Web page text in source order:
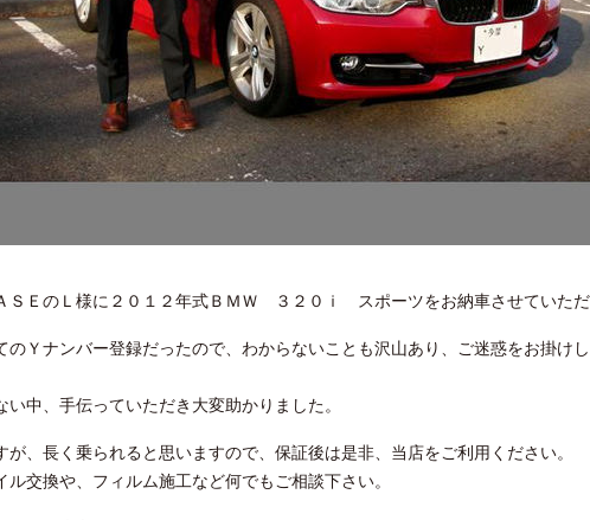
ＳＥのＬ様に２０１２年式ＢＭＷ ３２０ｉ スポーツをお納車させていただ
のＹナンバー登録だったので、わからないことも沢山あり、ご迷惑をお掛け
い中、手伝っていただき大変助かりました。
が、長く乗られると思いますので、保証後は是非、当店をご利用ください。
ル交換や、フィルム施工など何でもご相談下さい。